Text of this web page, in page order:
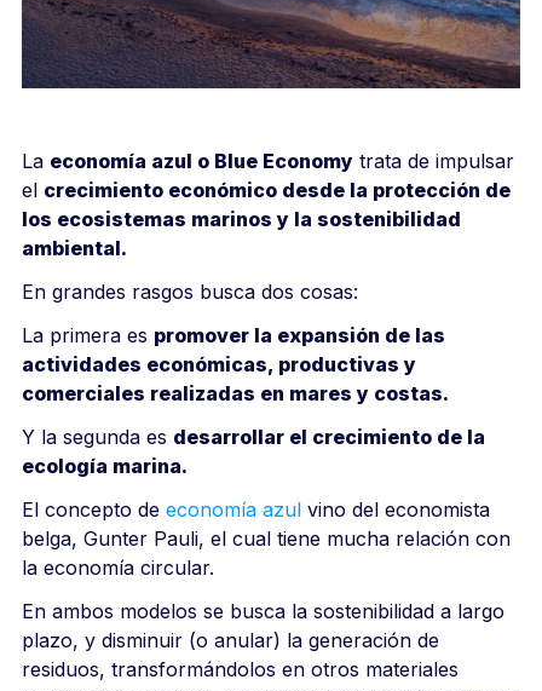
La economía azul o Blue Economy trata de impulsar
el crecimiento económico desde la protección de
los ecosistemas marinos y la sostenibilidad
ambiental.
En grandes rasgos busca dos cosas:
La primera es promover la expansión de las
actividades económicas, productivas y
comerciales realizadas en mares y costas.
Y la segunda es desarrollar el crecimiento de la
ecología marina.
El concepto de economía azul vino del economista
belga, Gunter Pauli, el cual tiene mucha relación con
la economía circular.
En ambos modelos se busca la sostenibilidad a largo
plazo, y disminuir (o anular) la generación de
residuos, transformándolos en otros materiales